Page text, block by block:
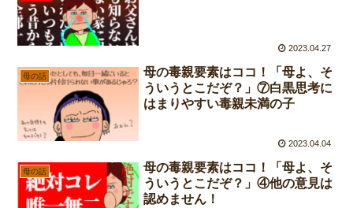
2023.04.27
母の話
母の毒親要素はココ！「母よ、そ
ういうとこだぞ？」⑦白黒思考に
はまりやすい毒親未満の子
2023.04.04
母の話
母の毒親要素はココ！「母よ、そ
ういうとこだぞ？」④他の意見は
認めません！